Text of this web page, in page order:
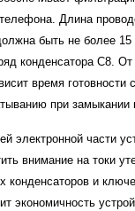
телефона. Длина
быть не более 15
конденсатора С8. От
время готовности
при замыкании
электронной части
внимание на токи
конденсаторов и
экономичность